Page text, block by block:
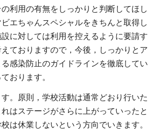
利用の有無をしっかりと判断してほし
エちゃんスペシャルをきちんと取得し
に対しては利用を控えるように要請す
ておりますので，今後，しっかりとア
感染防止のガイドラインを徹底してい
おります。
。原則，学校活動は通常どおり行いた
はステージがさらに上がっていったと
は休業しないという方向でいきます。